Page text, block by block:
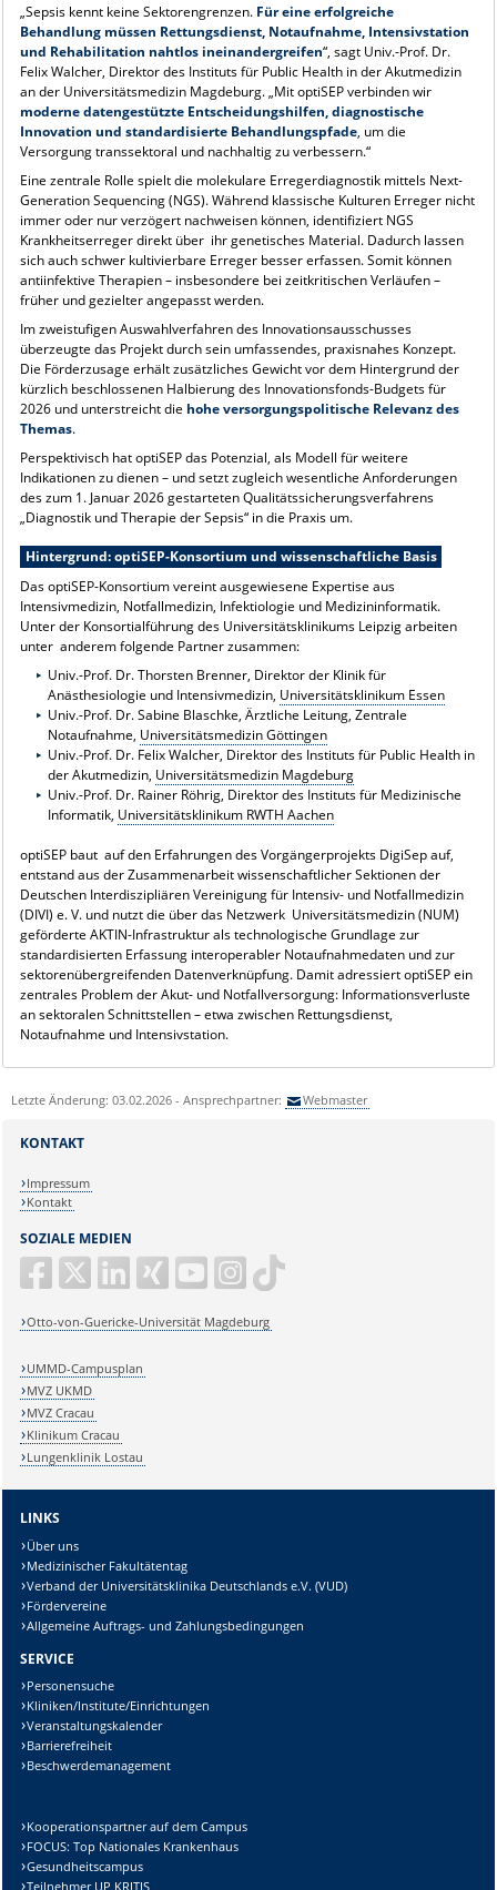
„Sepsis kennt keine Sektorengrenzen. Für eine erfolgreiche
Behandlung müssen Rettungsdienst, Notaufnahme, Intensivstation
und Rehabilitation nahtlos ineinandergreifen“, sagt Univ.-Prof. Dr.
Felix Walcher, Direktor des Instituts für Public Health in der Akutmedizin
an der Universitätsmedizin Magdeburg. „Mit optiSEP verbinden wir
moderne datengestützte Entscheidungshilfen, diagnostische
Innovation und standardisierte Behandlungspfade, um die
Versorgung transsektoral und nachhaltig zu verbessern.“
Eine zentrale Rolle spielt die molekulare Erregerdiagnostik mittels Next-
Generation Sequencing (NGS). Während klassische Kulturen Erreger nicht
immer oder nur verzögert nachweisen können, identifiziert NGS
Krankheitserreger direkt über ihr genetisches Material. Dadurch lassen
sich auch schwer kultivierbare Erreger besser erfassen. Somit können
antiinfektive Therapien – insbesondere bei zeitkritischen Verläufen –
früher und gezielter angepasst werden.
Im zweistufigen Auswahlverfahren des Innovationsausschusses
überzeugte das Projekt durch sein umfassendes, praxisnahes Konzept.
Die Förderzusage erhält zusätzliches Gewicht vor dem Hintergrund der
kürzlich beschlossenen Halbierung des Innovationsfonds-Budgets für
2026 und unterstreicht die hohe versorgungspolitische Relevanz des
Themas.
Perspektivisch hat optiSEP das Potenzial, als Modell für weitere
Indikationen zu dienen – und setzt zugleich wesentliche Anforderungen
des zum 1. Januar 2026 gestarteten Qualitätssicherungsverfahrens
„Diagnostik und Therapie der Sepsis“ in die Praxis um.
Hintergrund: optiSEP-Konsortium und wissenschaftliche Basis
Das optiSEP-Konsortium vereint ausgewiesene Expertise aus
Intensivmedizin, Notfallmedizin, Infektiologie und Medizininformatik.
Unter der Konsortialführung des Universitätsklinikums Leipzig arbeiten
unter anderem folgende Partner zusammen:
Univ.-Prof. Dr. Thorsten Brenner, Direktor der Klinik für
Anästhesiologie und Intensivmedizin, Universitätsklinikum Essen
Univ.-Prof. Dr. Sabine Blaschke, Ärztliche Leitung, Zentrale
Notaufnahme, Universitätsmedizin Göttingen
Univ.-Prof. Dr. Felix Walcher, Direktor des Instituts für Public Health in
der Akutmedizin, Universitätsmedizin Magdeburg
Univ.-Prof. Dr. Rainer Röhrig, Direktor des Instituts für Medizinische
Informatik, Universitätsklinikum RWTH Aachen
optiSEP baut auf den Erfahrungen des Vorgängerprojekts DigiSep auf,
entstand aus der Zusammenarbeit wissenschaftlicher Sektionen der
Deutschen Interdiszipliären Vereinigung für Intensiv- und Notfallmedizin
(DIVI) e. V. und nutzt die über das Netzwerk Universitätsmedizin (NUM)
geförderte AKTIN-Infrastruktur als technologische Grundlage zur
standardisierten Erfassung interoperabler Notaufnahmedaten und zur
sektorenübergreifenden Datenverknüpfung. Damit adressiert optiSEP ein
zentrales Problem der Akut- und Notfallversorgung: Informationsverluste
an sektoralen Schnittstellen – etwa zwischen Rettungsdienst,
Notaufnahme und Intensivstation.
Letzte Änderung: 03.02.2026 - Ansprechpartner: Webmaster
SOZIALE MEDIEN
Otto-von-Guericke-Universität Magdeburg
KONTAKT
Impressum
Kontakt
UMMD-Campusplan
MVZ UKMD
MVZ Cracau
Klinikum Cracau
Lungenklinik Lostau
LINKS
Über uns
Medizinischer Fakultätentag
Verband der Universitätsklinika Deutschlands e.V. (VUD)
Fördervereine
Allgemeine Auftrags- und Zahlungsbedingungen
SERVICE
Personensuche
Kliniken/Institute/Einrichtungen
Veranstaltungskalender
Barrierefreiheit
Beschwerdemanagement
Kooperationspartner auf dem Campus
FOCUS: Top Nationales Krankenhaus
Gesundheitscampus
Teilnehmer UP KRITIS